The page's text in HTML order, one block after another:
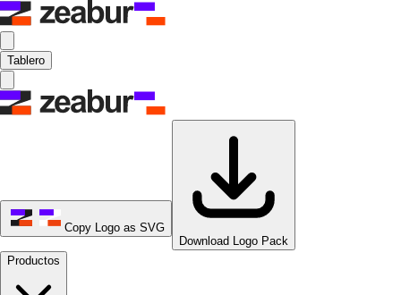
Tablero
Copy Logo as SVG
Download Logo Pack
Productos